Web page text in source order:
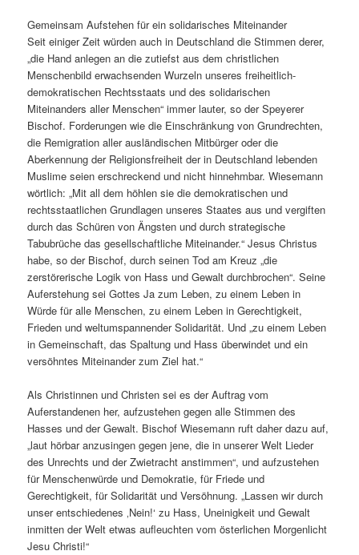
Gemeinsam Aufstehen für ein solidarisches Miteinander
Seit einiger Zeit würden auch in Deutschland die Stimmen derer,
„die Hand anlegen an die zutiefst aus dem christlichen
Menschenbild erwachsenden Wurzeln unseres freiheitlich-
demokratischen Rechtsstaats und des solidarischen
Miteinanders aller Menschen“ immer lauter, so der Speyerer
Bischof. Forderungen wie die Einschränkung von Grundrechten,
die Remigration aller ausländischen Mitbürger oder die
Aberkennung der Religionsfreiheit der in Deutschland lebenden
Muslime seien erschreckend und nicht hinnehmbar. Wiesemann
wörtlich: „Mit all dem höhlen sie die demokratischen und
rechtsstaatlichen Grundlagen unseres Staates aus und vergiften
durch das Schüren von Ängsten und durch strategische
Tabubrüche das gesellschaftliche Miteinander.“ Jesus Christus
habe, so der Bischof, durch seinen Tod am Kreuz „die
zerstörerische Logik von Hass und Gewalt durchbrochen“. Seine
Auferstehung sei Gottes Ja zum Leben, zu einem Leben in
Würde für alle Menschen, zu einem Leben in Gerechtigkeit,
Frieden und weltumspannender Solidarität. Und „zu einem Leben
in Gemeinschaft, das Spaltung und Hass überwindet und ein
versöhntes Miteinander zum Ziel hat.“
Als Christinnen und Christen sei es der Auftrag vom
Auferstandenen her, aufzustehen gegen alle Stimmen des
Hasses und der Gewalt. Bischof Wiesemann ruft daher dazu auf,
„laut hörbar anzusingen gegen jene, die in unserer Welt Lieder
des Unrechts und der Zwietracht anstimmen“, und aufzustehen
für Menschenwürde und Demokratie, für Friede und
Gerechtigkeit, für Solidarität und Versöhnung. „Lassen wir durch
unser entschiedenes ‚Nein!‘ zu Hass, Uneinigkeit und Gewalt
inmitten der Welt etwas aufleuchten vom österlichen Morgenlicht
Jesu Christi!“